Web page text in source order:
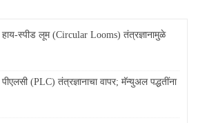
स्पीड लूम (Circular Looms) तंत्रज्ञानामुळे
(PLC) तंत्रज्ञानाचा वापर; मॅन्युअल पद्धतींना